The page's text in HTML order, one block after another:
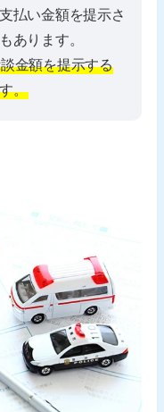
払い金額を提示さ
あります。
金額を提示する
。